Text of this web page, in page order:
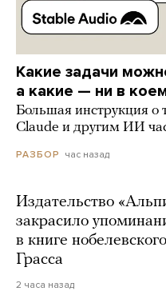
Какие задачи
а какие — ни в
Большая инструкция о
Claude и другим ИИ
РАЗБОР час назад
Издательство
закрасило
в книге
Грасса
2 часа назад